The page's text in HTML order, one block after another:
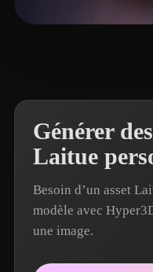
Générer
Laitue
Besoin d’un asset
modèle avec
une image.